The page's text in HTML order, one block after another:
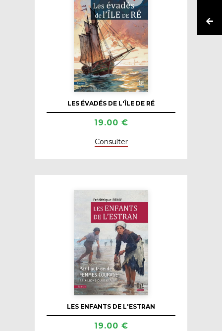
LES ÉVADÉS DE L'ÎLE DE RÉ
19.00 €
Consulter
LES ENFANTS DE L'ESTRAN
19.00 €